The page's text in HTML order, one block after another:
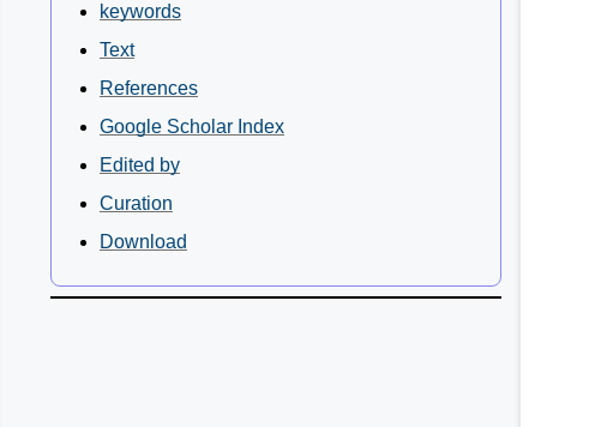
keywords
Text
References
Google Scholar Index
Edited by
Curation
Download